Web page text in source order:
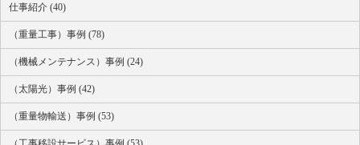
仕事紹介 (40)
（重量工事）事例 (78)
（機械メンテナンス）事例 (24)
（太陽光）事例 (42)
（重量物輸送）事例 (53)